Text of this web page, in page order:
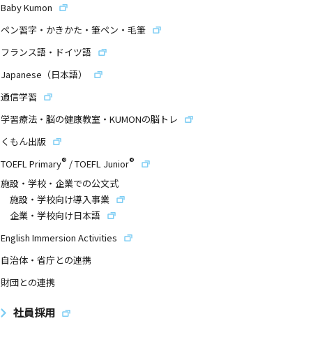
Baby Kumon
ペン習字・かきかた・筆ペン・毛筆
フランス語・ドイツ語
Japanese（日本語）
通信学習
学習療法・脳の健康教室・KUMONの脳トレ
くもん出版
TOEFL Primary® /TOEFL Junior®
施設・学校・企業での公文式
施設・学校向け導入事業
企業・学校向け日本語
English Immersion Activities
自治体・省庁との連携
財団との連携
社員採用